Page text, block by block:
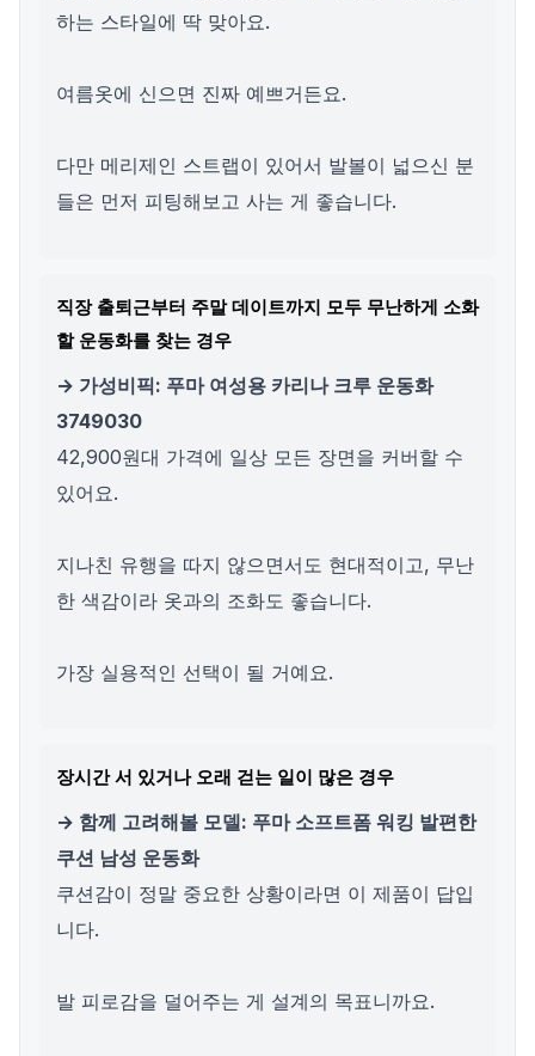
하는 스타일에 딱 맞아요.
여름옷에 신으면 진짜 예쁘거든요.
다만 메리제인 스트랩이 있어서 발볼이 넓으신 분
들은 먼저 피팅해보고 사는 게 좋습니다.
직장 출퇴근부터 주말 데이트까지 모두 무난하게 소화
할 운동화를 찾는 경우
→ 가성비픽: 푸마 여성용 카리나 크루 운동화
3749030
42,900원대 가격에 일상 모든 장면을 커버할 수
있어요.
지나친 유행을 따지 않으면서도 현대적이고, 무난
한 색감이라 옷과의 조화도 좋습니다.
가장 실용적인 선택이 될 거예요.
장시간 서 있거나 오래 걷는 일이 많은 경우
→ 함께 고려해볼 모델: 푸마 소프트폼 워킹 발편한
쿠션 남성 운동화
쿠션감이 정말 중요한 상황이라면 이 제품이 답입
니다.
발 피로감을 덜어주는 게 설계의 목표니까요.